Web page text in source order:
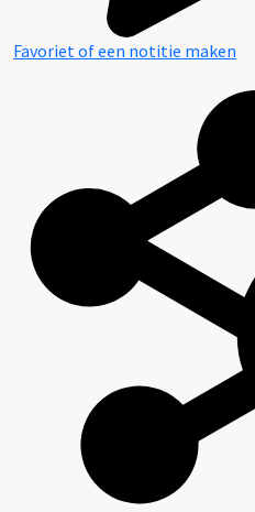
Favoriet of een notitie maken